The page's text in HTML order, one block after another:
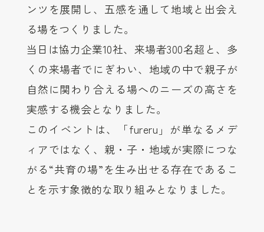
ンツを展開し、五感を通して地域と出会え
る場をつくりました。
当日は協力企業10社、来場者300名超と、多
くの来場者でにぎわい、地域の中で親子が
自然に関わり合える場へのニーズの高さを
実感する機会となりました。
このイベントは、「fureru」が単なるメデ
ィアではなく、親・子・地域が実際につな
がる“共育の場”を生み出せる存在であるこ
とを示す象徴的な取り組みとなりました。